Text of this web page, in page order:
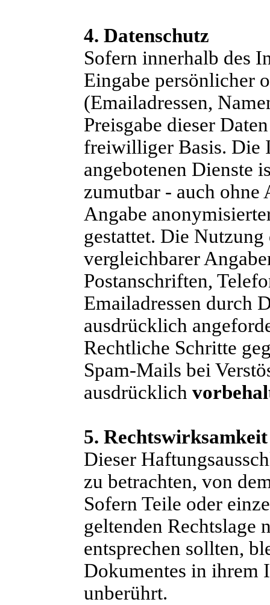
4. Datenschutz
Sofern innerhalb des
Eingabe persönlicher
(Emailadressen,
Preisgabe dieser
freiwilliger Basis. Die
angebotenen Dienste
zumutbar - auch ohne
Angabe
gestattet. Die
vergleichbarer
Postanschriften,
Emailadressen durch
ausdrücklich
Rechtliche Schritte
Spam-Mails bei
ausdrücklich
5. Rechtswirksamkeit
Dieser
zu betrachten, von
Sofern Teile oder
geltenden
entsprechen sollten,
Dokumentes in ihrem
unberührt.